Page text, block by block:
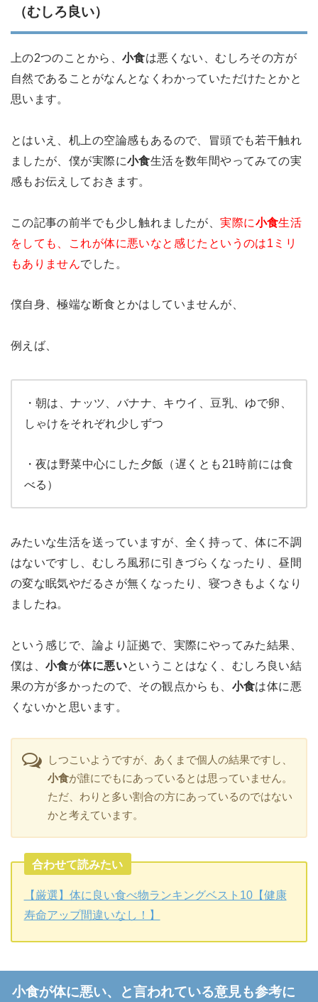
（むしろ良い）
上の2つのことから、 小食は悪くない、むしろその方が
自然であることがなんとなくわかっていただけたとかと
思います。
とはいえ、机上の空論感もあるので、冒頭でも若干触れ
ましたが、僕が実際に小食生活を数年間やってみての実
感もお伝えしておきます。
この記事の前半でも少し触れましたが、実際に小食生活
をしても、これが体に悪いなと感じたというのは1ミリ
もありません でした。
僕自身、極端な断食とかはしていませんが、
例えば、
・朝は、ナッツ、バナナ、キウイ、豆乳、ゆで卵、
しゃけをそれぞれ少しずつ
・夜は野菜中心にした夕飯（遅くとも21時前には食
べる）
みたいな生活を送っていますが、全く持って、体に不調
はないですし、むしろ風邪に引きづらくなったり、昼間
の変な眠気やだるさが無くなったり、寝つきもよくなり
ましたね。
という感じで、論より証拠で、実際にやってみた結果、
僕は、小食が体に悪いということはなく、むしろ良い結
果の方が多かったので、その観点からも、 小食は体に悪
くないかと思います。
しつこいようですが、あくまで個人の結果ですし、
小食が誰にでもにあっているとは思っていません。
ただ、わりと多い割合の方にあっているのではない
かと考えています。
合わせて読みたい
【厳選】体に良い食べ物ランキングベスト10【健康
寿命アップ間違いなし！】
小食が体に悪い、と言われている意見も参考に